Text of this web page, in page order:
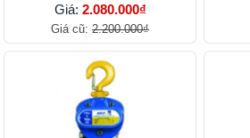
Giá: 2.080.000₫
Giá cũ: 2.200.000₫